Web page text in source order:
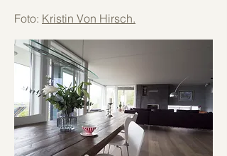
Foto: Kristin Von Hirsch.